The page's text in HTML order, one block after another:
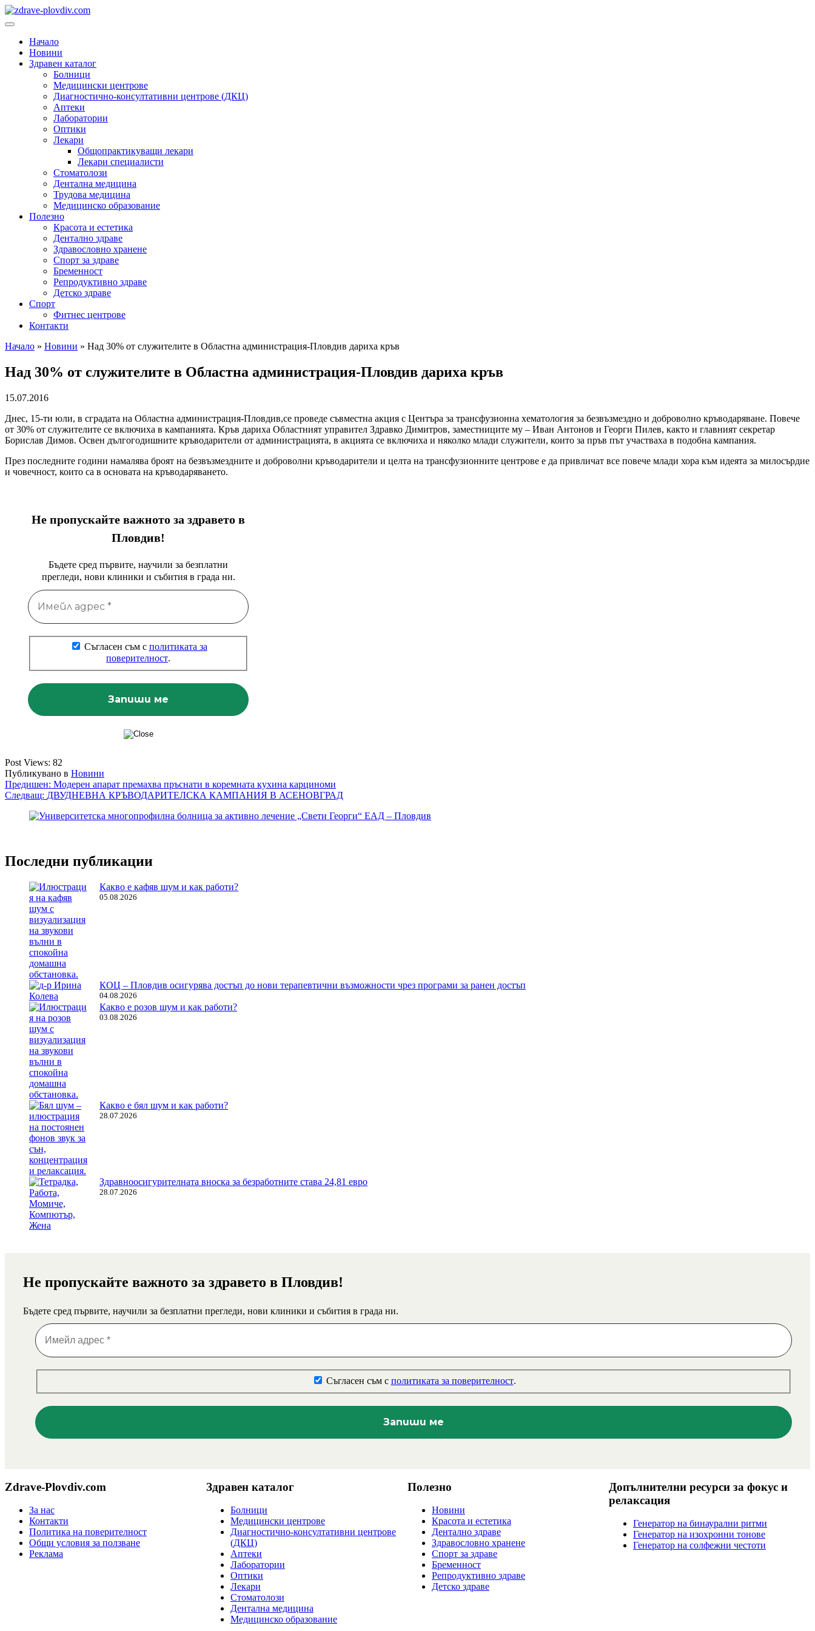
Преминете
към
Основно
Начало
Новини
Здравен каталог
Болници
Медицински центрове
Диагностично-консултативни центрове (ДКЦ)
Аптеки
Лаборатории
Оптики
Лекари
Общопрактикуващи лекари
Лекари специалисти
Стоматолози
Дентална медицина
Трудова медицина
Медицинско образование
Полезно
Красота и естетика
Дентално здраве
Здравословно хранене
Спорт за здраве
Бременност
Репродуктивно здраве
Детско здраве
Спорт
Фитнес центрове
Контакти
Начало » Новини » Над 30% от служителите в Областна администрация-Пловдив дариха кръв
Над 30% от служителите в Областна администрация-Пловдив дариха кръв
15.07.2016
Днес, 15-ти юли, в сградата на Областна администрация-Пловдив,се проведе съвместна акция с Центъра за трансфузионна хематология за безвъзмездно и доброволно кръводаряване. Повече
от 30% от служителите се включиха в кампанията. Кръв дариха Областният управител Здравко Димитров, заместниците му – Иван Антонов и Георги Пилев, както и главният секретар
Борислав Димов. Освен дългогодишните кръводарители от администрацията, в акцията се включиха и няколко млади служители, които за пръв път участваха в подобна кампания.
През последните години намалява броят на безвъзмездните и доброволни кръводарители и целта на трансфузионните центрове е да привличат все повече млади хора към идеята за милосърдие
и човечност, които са в основата на кръводаряването.
Не пропускайте важното за здравето в
Пловдив!
Бъдете сред първите, научили за безплатни
прегледи, нови клиники и събития в града ни.
Съгласен съм с политиката за
поверителност.
Post Views: 82
Публикувано в Новини
Навигация
Предишен: Модерен апарат премахва пръснати в коремната кухина карциноми
Следващ: ДВУДНЕВНА КРЪВОДАРИТЕЛСКА КАМПАНИЯ В АСЕНОВГРАД
Последни публикации
Какво е кафяв шум и как работи?
05.08.2026
КОЦ – Пловдив осигурява достъп до нови терапевтични възможности чрез програми за ранен достъп
04.08.2026
Какво е розов шум и как работи?
03.08.2026
Какво е бял шум и как работи?
28.07.2026
Здравноосигурителната вноска за безработните става 24,81 евро
28.07.2026
Не пропускайте важното за здравето в Пловдив!
Бъдете сред първите, научили за безплатни прегледи, нови клиники и събития в града ни.
Съгласен съм с политиката за поверителност.
Zdrave-Plovdiv.com
За нас
Контакти
Политика на поверителност
Общи условия за ползване
Реклама
Здравен каталог
Болници
Медицински центрове
Диагностично-консултативни центрове
(ДКЦ)
Аптеки
Лаборатории
Оптики
Лекари
Стоматолози
Дентална медицина
Медицинско образование
Полезно
Новини
Красота и естетика
Дентално здраве
Здравословно хранене
Спорт за здраве
Бременност
Репродуктивно здраве
Детско здраве
Допълнителни ресурси за фокус и
релаксация
Генератор на бинаурални ритми
Генератор на изохронни тонове
Генератор на солфежни честоти